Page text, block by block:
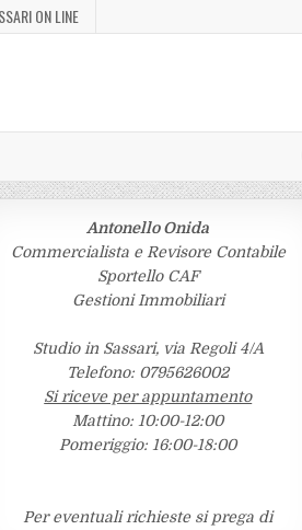
ON LINE
Antonello Onida
Commercialista e Revisore Contabile
Sportello CAF
Gestioni Immobiliari
Studio in Sassari, via Regoli 4/A
Telefono: 0795626002
Si riceve per appuntamento
Mattino: 10:00-12:00
Pomeriggio: 16:00-18:00
Per eventuali richieste si prega di